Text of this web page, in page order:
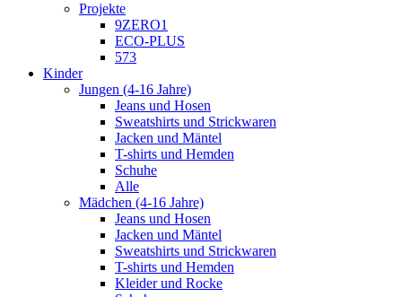
Projekte
9ZERO1
ECO-PLUS
573
Kinder
Jungen (4-16 Jahre)
Jeans und Hosen
Sweatshirts und Strickwaren
Jacken und Mäntel
T-shirts und Hemden
Schuhe
Alle
Mädchen (4-16 Jahre)
Jeans und Hosen
Jacken und Mäntel
Sweatshirts und Strickwaren
T-shirts und Hemden
Kleider und Rocke